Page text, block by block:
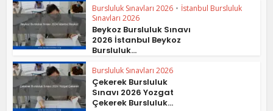
Bursluluk Sınavları 2026 • İstanbul Bursluluk
Sınavları 2026
Beykoz Bursluluk Sınavı
2026 İstanbul Beykoz
Bursluluk...
Bursluluk Sınavları 2026
Çekerek Bursluluk
Sınavı 2026 Yozgat
Çekerek Bursluluk...